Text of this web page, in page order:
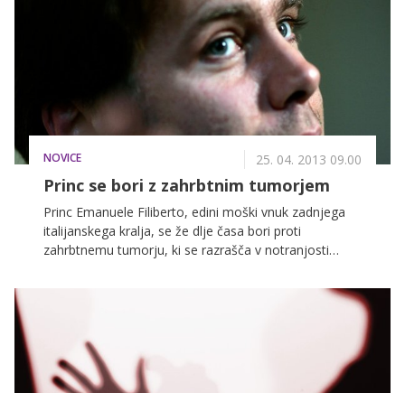
udeleži izbora za miss Rusije.
NOVICE 25. 04. 2013 09.00
Princ se bori z zahrbtnim tumorjem
Princ Emanuele Filiberto, edini moški vnuk zadnjega
italijanskega kralja, se že dlje časa bori proti
zahrbtnemu tumorju, ki se razrašča v notranjosti
podrobnostih svoje bolezni, a sedaj je za italijanske
medije spregovoril o tem, kaj prestaja, in o strahovih,